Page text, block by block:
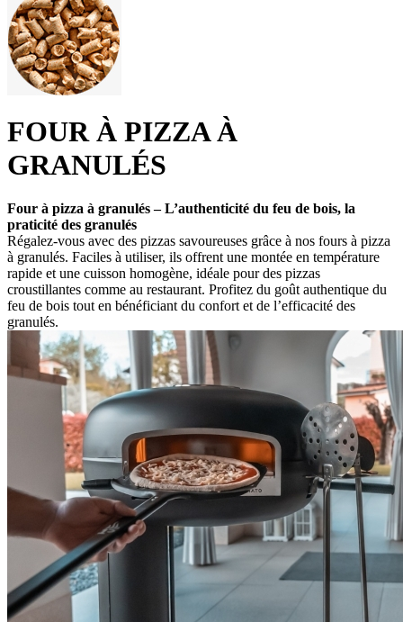
FOUR À PIZZA À
GRANULÉS
Four à pizza à granulés – L’authenticité du feu de bois, la
praticité des granulés
Régalez-vous avec des pizzas savoureuses grâce à nos fours à pizza
à granulés. Faciles à utiliser, ils offrent une montée en température
rapide et une cuisson homogène, idéale pour des pizzas
croustillantes comme au restaurant. Profitez du goût authentique du
feu de bois tout en bénéficiant du confort et de l’efficacité des
granulés.